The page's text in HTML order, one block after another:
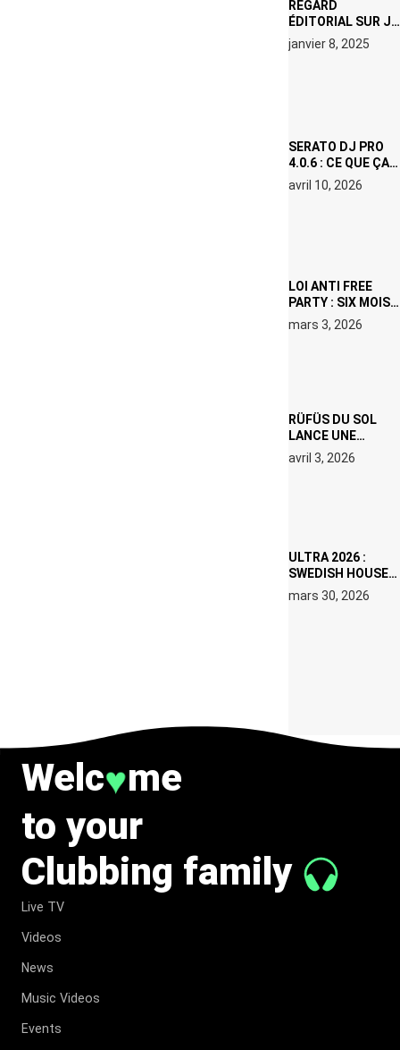
REGARD
ÉDITORIAL SUR JE
M’APPELLE TIM
(NETFLIX) : AVICII,
janvier 8, 2025
SERATO DJ PRO
4.0.6 : CE QUE ÇA
CHANGE, MÊME SI
VOUS N’ÊTES NI
avril 10, 2026
LOI ANTI FREE
PARTY : SIX MOIS
DE PRISON ET 5
000 € D’AMENDE
mars 3, 2026
RÜFÜS DU SOL
LANCE UNE
RÉSIDENCE DJ
SET DE QUATRE
avril 3, 2026
ULTRA 2026 :
SWEDISH HOUSE
MAFIA RETROUVE
ERIC PRYDZ DANS
mars 30, 2026
Welc♥me
to your
Clubbing family
Live TV
Videos
News
Music Videos
Events